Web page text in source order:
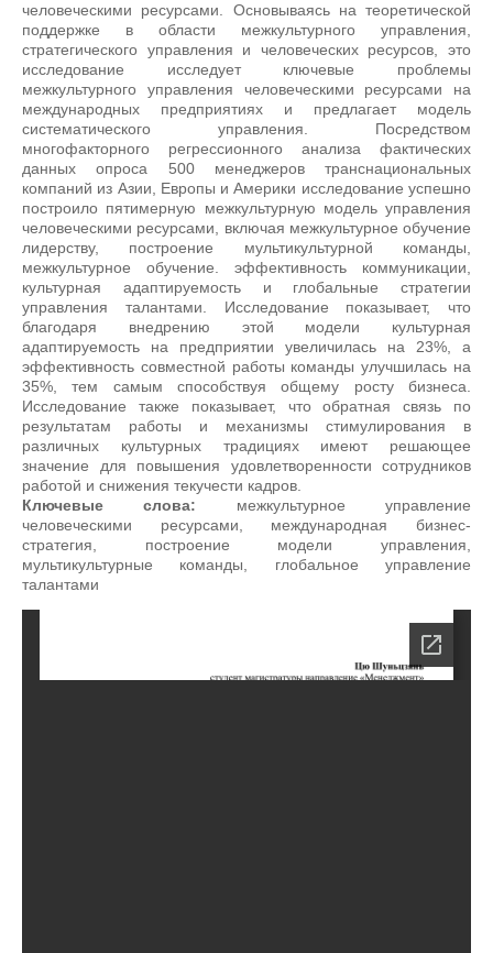
человеческими ресурсами. Основываясь на теоретической
поддержке в области межкультурного управления,
стратегического управления и человеческих ресурсов, это
исследование исследует ключевые проблемы
межкультурного управления человеческими ресурсами на
международных предприятиях и предлагает модель
систематического управления. Посредством
многофакторного регрессионного анализа фактических
данных опроса 500 менеджеров транснациональных
компаний из Азии, Европы и Америки исследование успешно
построило пятимерную межкультурную модель управления
человеческими ресурсами, включая межкультурное обучение
лидерству, построение мультикультурной команды,
межкультурное обучение. эффективность коммуникации,
культурная адаптируемость и глобальные стратегии
управления талантами. Исследование показывает, что
благодаря внедрению этой модели культурная
адаптируемость на предприятии увеличилась на 23%, а
эффективность совместной работы команды улучшилась на
35%, тем самым способствуя общему росту бизнеса.
Исследование также показывает, что обратная связь по
результатам работы и механизмы стимулирования в
различных культурных традициях имеют решающее
значение для повышения удовлетворенности сотрудников
работой и снижения текучести кадров.
Ключевые слова: межкультурное управление
человеческими ресурсами, международная бизнес-
стратегия, построение модели управления,
мультикультурные команды, глобальное управление
талантами